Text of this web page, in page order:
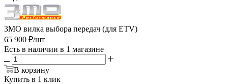
3MO вилка выбора передач (для ETV)
65 900 ₽/шт
Есть в наличии в 1 магазине
В корзину
Купить в 1 клик